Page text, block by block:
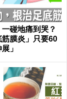
一碰地痛到哭？
膜炎」只要60
」